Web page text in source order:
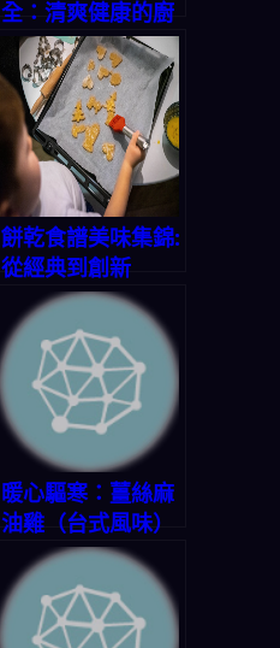
全：清爽健康的廚
房寶藏
餅乾食譜美味集錦:
從經典到創新
暖心驅寒：薑絲麻
油雞（台式風味）